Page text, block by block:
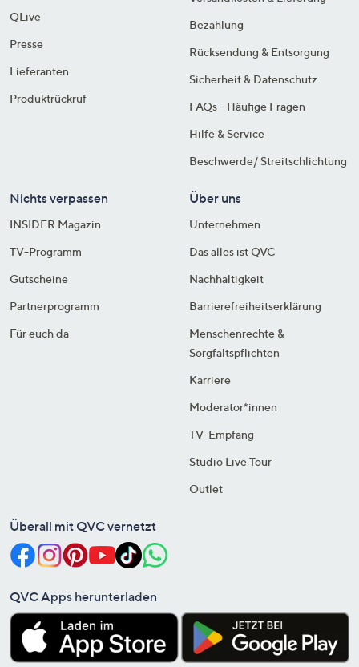
QLive
Presse
Lieferanten
Produktrückruf
Bezahlung
Rücksendung & Entsorgung
Sicherheit & Datenschutz
FAQs - Häufige Fragen
Hilfe & Service
Beschwerde/ Streitschlichtung
Nichts verpassen
INSIDER Magazin
TV-Programm
Gutscheine
Partnerprogramm
Für euch da
Über uns
Unternehmen
Das alles ist QVC
Nachhaltigkeit
Barrierefreiheitserklärung
Menschenrechte &
Sorgfaltspflichten
Karriere
Moderator*innen
TV-Empfang
Studio Live Tour
Outlet
Überall mit QVC vernetzt
QVC Apps herunterladen